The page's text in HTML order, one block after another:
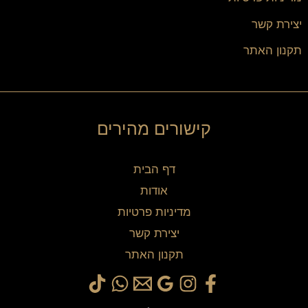
יצירת קשר
תקנון האתר
קישורים מהירים
דף הבית
אודות
מדיניות פרטיות
יצירת קשר
תקנון האתר